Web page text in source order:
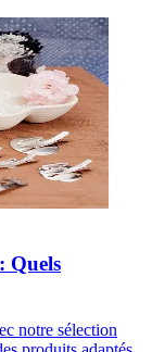
Quels
notre sélection